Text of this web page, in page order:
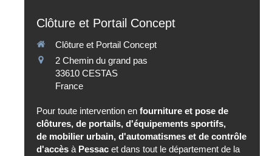
Clôture et Portail Concept
Clôture et Portail Concept
2 Chemin du grand pas
33610 CESTAS
France
Pour toute intervention en fourniture et pose de
clôtures, de portails, d'équipements sportifs,
de mobilier urbain, d'automatismes et de contrôle
d'accès à Pessac et dans tout le département de la